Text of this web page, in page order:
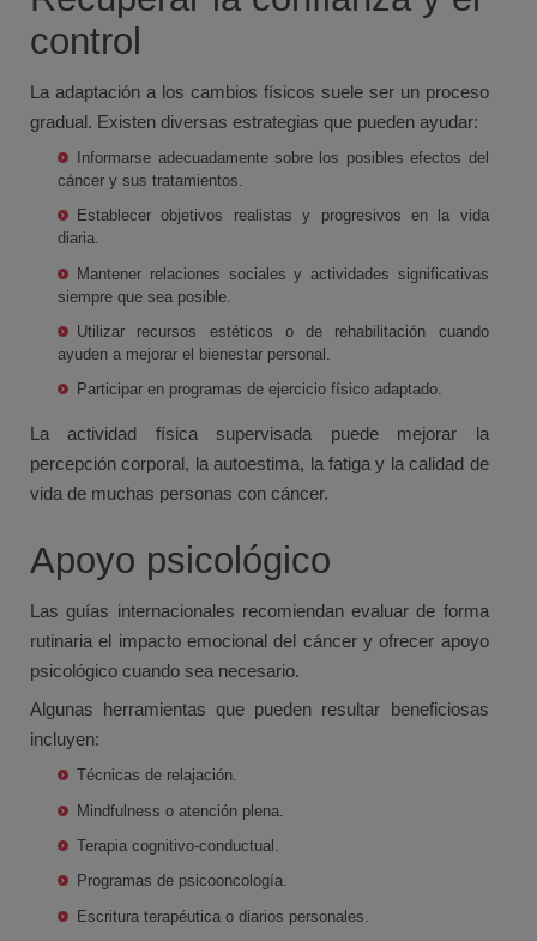
control
La adaptación a los cambios físicos suele ser un proceso
gradual. Existen diversas estrategias que pueden ayudar:
Informarse adecuadamente sobre los posibles efectos del
cáncer y sus tratamientos.
Establecer objetivos realistas y progresivos en la vida
diaria.
Mantener relaciones sociales y actividades significativas
siempre que sea posible.
Utilizar recursos estéticos o de rehabilitación cuando
ayuden a mejorar el bienestar personal.
Participar en programas de ejercicio físico adaptado.
La actividad física supervisada puede mejorar la
percepción corporal, la autoestima, la fatiga y la calidad de
vida de muchas personas con cáncer.
Apoyo psicológico
Las guías internacionales recomiendan evaluar de forma
rutinaria el impacto emocional del cáncer y ofrecer apoyo
psicológico cuando sea necesario.
Algunas herramientas que pueden resultar beneficiosas
incluyen:
Técnicas de relajación.
Mindfulness o atención plena.
Terapia cognitivo-conductual.
Programas de psicooncología.
Escritura terapéutica o diarios personales.